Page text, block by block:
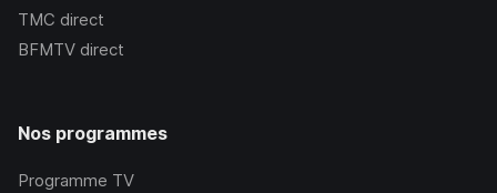
TMC direct
BFMTV direct
Nos programmes
Programme TV